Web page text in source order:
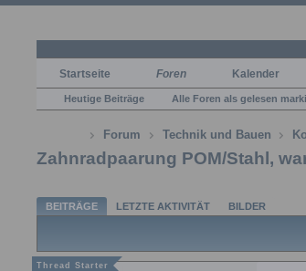
Startseite Foren Kalender
Heutige Beiträge Alle Foren als gelesen
Forum Technik und Bauen
Zahnradpaarung POM/Stahl,
BEITRÄGE LETZTE AKTIVITÄT BILDER